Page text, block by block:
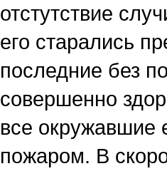
отстутствие
его старались
последние без
совершенно
все окружавшие
пожаром. В